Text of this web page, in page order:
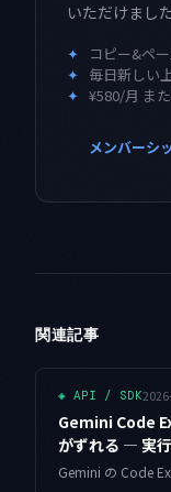
いただけまし
✦
コピー&ペ
✦ 毎日新しい
✦ ¥580/月 ま
メンバーシ
関連記事
◈ API / SDK
Gemini Code
がずれる — 実